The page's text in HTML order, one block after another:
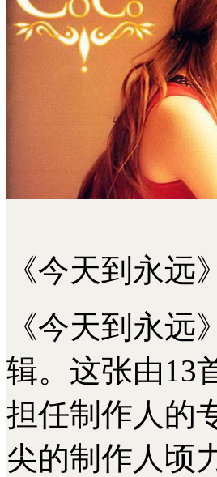
《今天到永远》
《今天到永
辑。这张由13
担任制作人的
尖的制作人顷